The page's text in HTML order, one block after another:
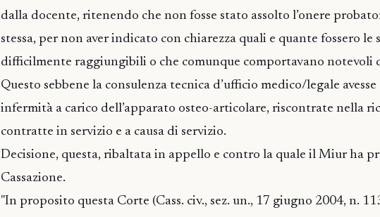
dalla docente, ritenendo che non fosse stato assolto l’onere
stessa, per non aver indicato con chiarezza quali e quante fossero le
difficilmente raggiungibili o che comunque comportavano notevoli
Questo sebbene la consulenza tecnica d’ufficio medico/legale
infermità a carico dell’apparato osteo-articolare, riscontrate nella
contratte in servizio e a causa di servizio.
Decisione, questa, ribaltata in appello e contro la quale il Miur ha
Cassazione.
"In proposito questa Corte (Cass. civ., sez. un., 17 giugno 2004, n.